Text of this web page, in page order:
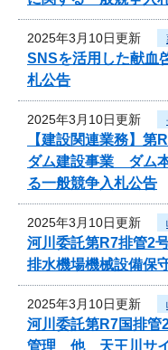
2025年3月10日更新
SNSを活用した献血
札公告
2025年3月10日更新
【建設関連業務】第
ダム建設事業 ダム
る一般競争入札公告
2025年3月10日更新
河川委託第R7排管
排水機場機械設備保
2025年3月10日更新
河川委託第R7国排
管理 他 天王川サイ